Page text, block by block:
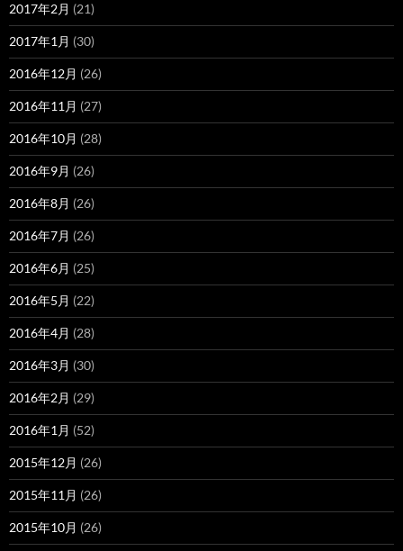
2017年2月 (21)
2017年1月 (30)
2016年12月 (26)
2016年11月 (27)
2016年10月 (28)
2016年9月 (26)
2016年8月 (26)
2016年7月 (26)
2016年6月 (25)
2016年5月 (22)
2016年4月 (28)
2016年3月 (30)
2016年2月 (29)
2016年1月 (52)
2015年12月 (26)
2015年11月 (26)
2015年10月 (26)